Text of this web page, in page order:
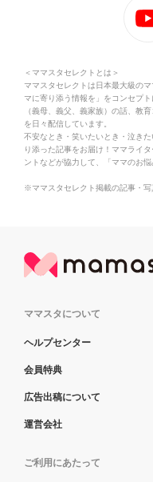
＜ママスタセレクトとは＞
ママスタセレクトは日本最大級の
マに寄り添う情報を」をコンセプ
（義母、義父、義家族）の話、教
を日々配信しています。
不安なとき・笑いたいとき・泣き
り添った記事をお届け！ママライ
ントなどが協力して、「ママのお
※ママスタセレクト掲載の記事・写
ママスタについて
ヘルプセンター
会員特典
広告出稿について
運営会社
ご利用にあたって